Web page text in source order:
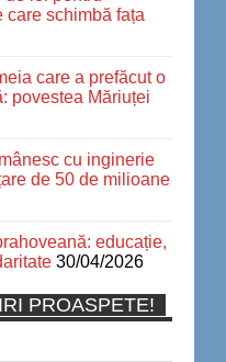
care schimbă fața
care a prefăcut o
povestea Măriuței
cu inginerie
de 50 de milioane
educație,
30/04/2026
PROASPETE!